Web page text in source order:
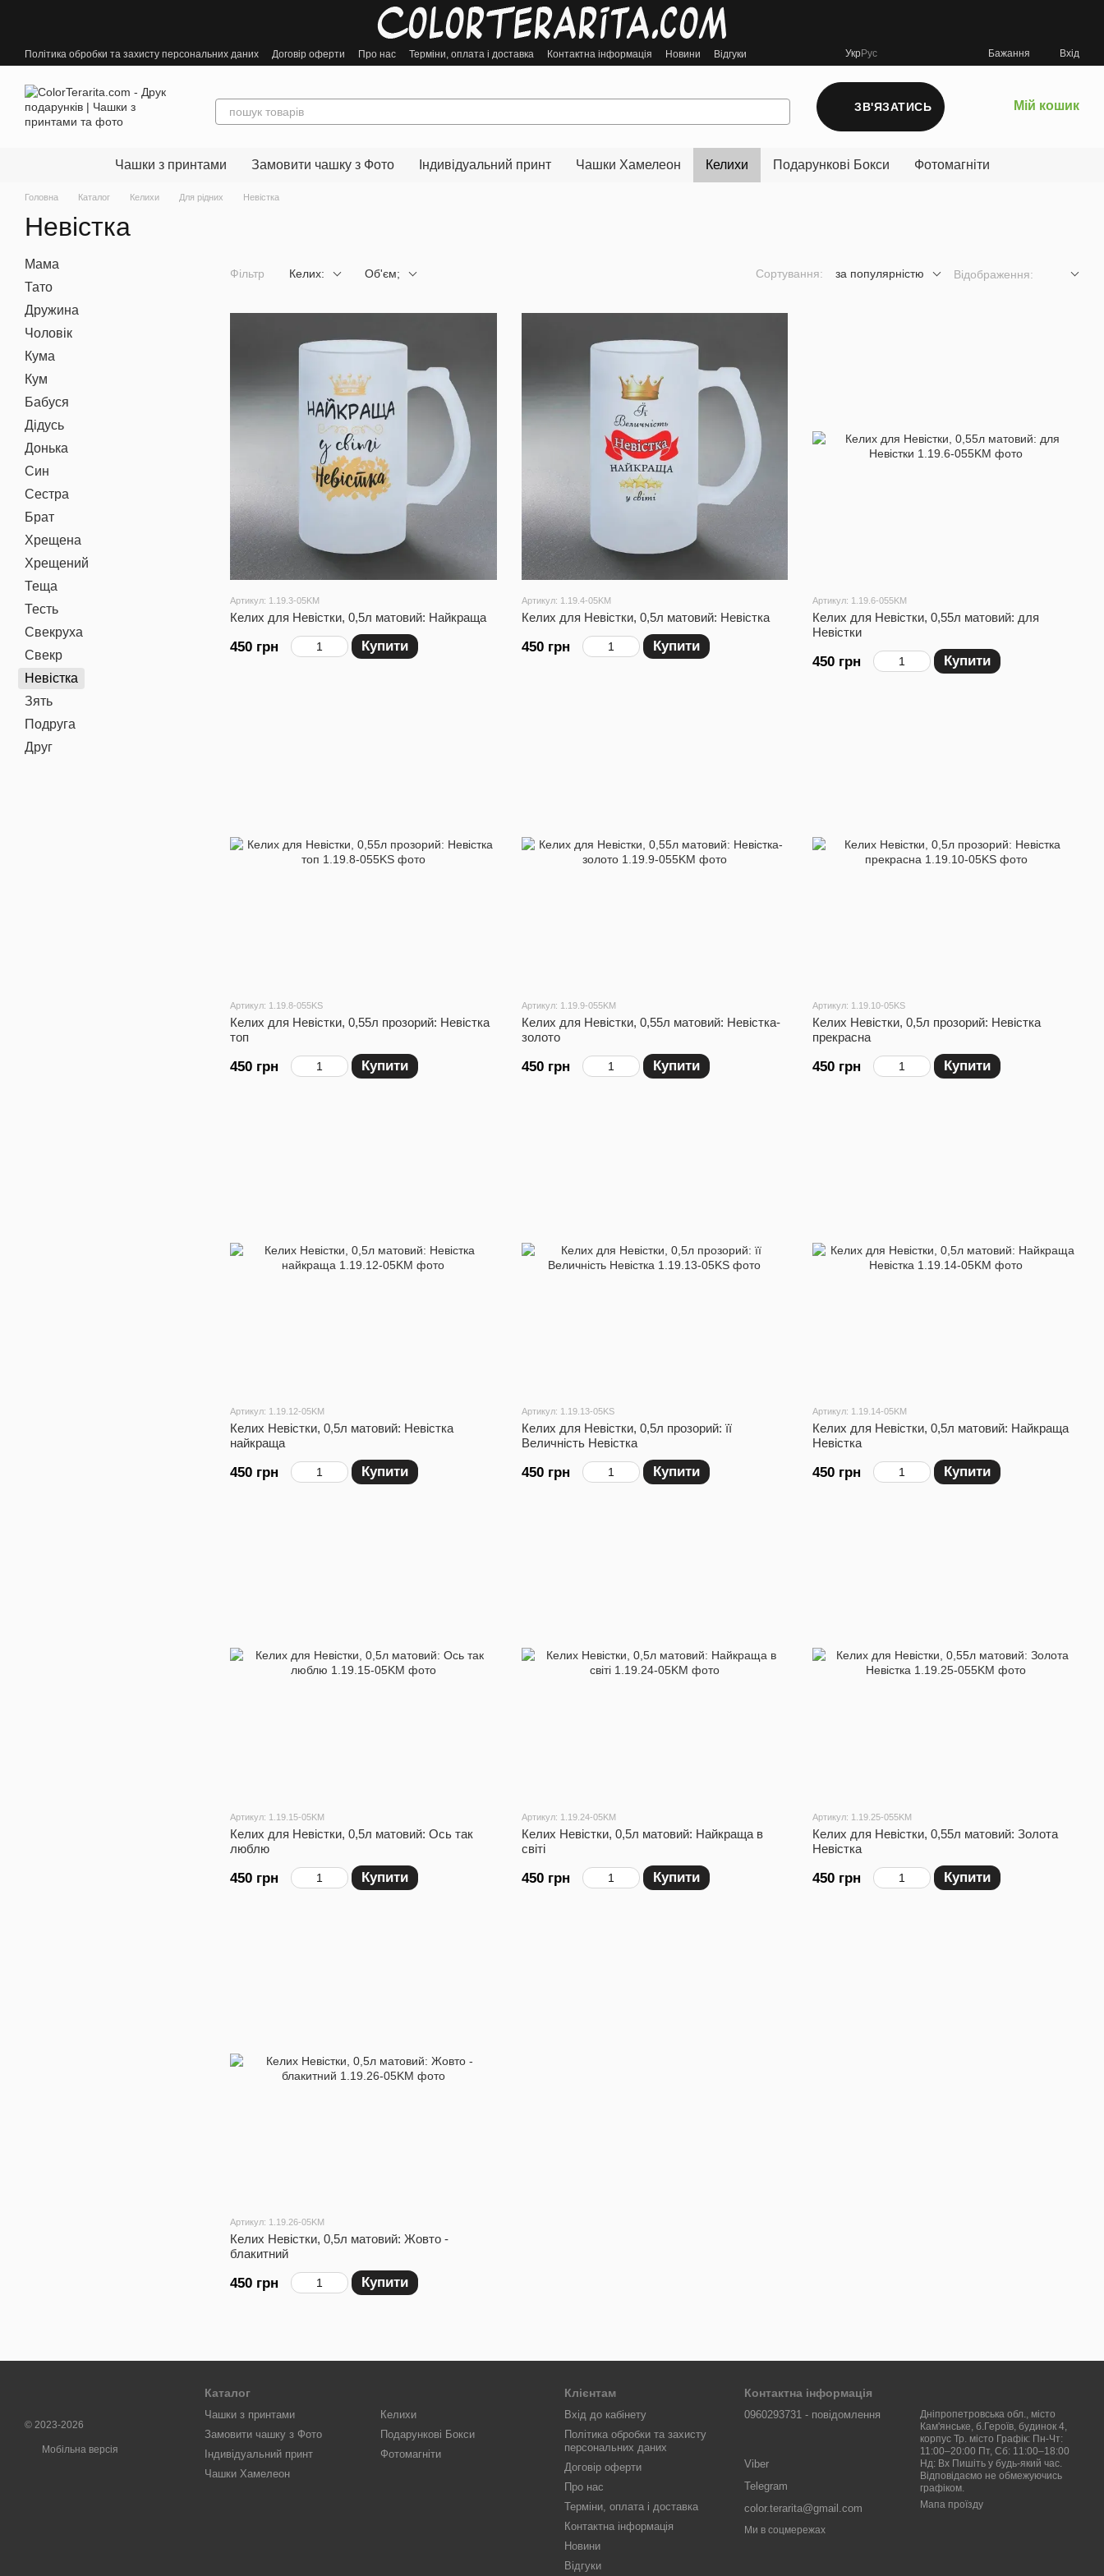
Політика обробки та захисту персональних даних Договір оферти Про нас Терміни, оплата і доставка Контактна інформація Новини Відгуки УкрРус Бажання Вхід
ЗВ'ЯЗАТИСЬ Мій кошик
Чашки з принтами Замовити чашку з Фото Індивідуальний принт Чашки Хамелеон Келихи Подарункові Бокси Фотомагніти
Головна Каталог Келихи Для рідних Невістка
Невістка
Фільтр Келих: Об'єм; Сортування: за популярністю Відображення:
Артикул: 1.19.3-05KM
Келих для Невістки, 0,5л матовий: Найкраща
450 грн Купити
Артикул: 1.19.4-05KM
Келих для Невістки, 0,5л матовий: Невістка
450 грн Купити
Артикул: 1.19.6-055KM
Келих для Невістки, 0,55л матовий: для
Невістки
450 грн Купити
Артикул: 1.19.8-055KS
Келих для Невістки, 0,55л прозорий: Невістка
топ
450 грн Купити
Артикул: 1.19.9-055KM
Келих для Невістки, 0,55л матовий: Невістка-
золото
450 грн Купити
Артикул: 1.19.10-05KS
Келих Невістки, 0,5л прозорий: Невістка
прекрасна
450 грн Купити
Артикул: 1.19.12-05KM
Келих Невістки, 0,5л матовий: Невістка
найкраща
450 грн Купити
Артикул: 1.19.13-05KS
Келих для Невістки, 0,5л прозорий: її
Величність Невістка
450 грн Купити
Артикул: 1.19.14-05KM
Келих для Невістки, 0,5л матовий: Найкраща
Невістка
450 грн Купити
Артикул: 1.19.15-05KM
Келих для Невістки, 0,5л матовий: Ось так
люблю
450 грн Купити
Артикул: 1.19.24-05KM
Келих Невістки, 0,5л матовий: Найкраща в
світі
450 грн Купити
Артикул: 1.19.25-055KM
Келих для Невістки, 0,55л матовий: Золота
Невістка
450 грн Купити
Артикул: 1.19.26-05KM
Келих Невістки, 0,5л матовий: Жовто -
блакитний
450 грн Купити
Мама
Тато
Дружина
Чоловік
Кума
Кум
Бабуся
Дідусь
Донька
Син
Сестра
Брат
Хрещена
Хрещений
Теща
Тесть
Свекруха
Свекр
Невістка
Зять
Подруга
Друг
© 2023-2026
Мобільна версія
Каталог
Чашки з принтами
Замовити чашку з Фото
Індивідуальний принт
Чашки Хамелеон
Келихи
Подарункові Бокси
Фотомагніти
Клієнтам
Вхід до кабінету
Політика обробки та захисту
персональних даних
Договір оферти
Про нас
Терміни, оплата і доставка
Контактна інформація
Новини
Відгуки
Контактна інформація
0960293731 - повідомлення
Viber
Telegram
color.terarita@gmail.com
Дніпропетровська обл., місто
Кам'янське, б.Героїв, будинок 4,
корпус Тр. місто Графік: Пн-Чт:
11:00–20:00 Пт, Сб: 11:00–18:00
Нд: Вх Пишіть у будь-який час.
Відповідаємо не обмежуючись
графіком.
Мапа проїзду
Ми в соцмережах